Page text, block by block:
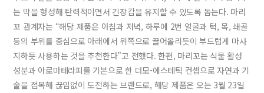
는 막을 형성해 탄력적이면서 긴장감을 유지할 수 있도록 돕는다. 마리
꼬 관계자는 “해당 제품은 아침과 저녁, 하루에 2번 얼굴과 턱, 목, 쇄골
등의 부위를 중심으로 아래에서 위쪽으로 끌어올리듯이 부드럽게 마사
지하듯 사용하는 것을 추천한다”고 전했다. 한편, 마리꼬는 식물 활성
성분과 아로마테라피를 기본으로 한 더모-에스테틱 컨셉으로 자연과 기
술을 접목해 끊임없이 도전하는 브랜드로, 해당 제품은 오는 3월 23일